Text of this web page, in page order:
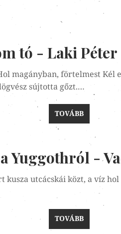
tó - Laki Péter
magányban, förtelmest Kél
sújtotta gőzt.…
TOVÁBB
Yuggothról -
kusza utcácskái közt, a víz
TOVÁBB